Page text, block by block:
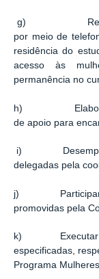
g) Realizar a
por meio de
residência do
acesso às
permanência no
h) Elaborar
de apoio para
i)
delegadas pela
j) Participar de
promovidas pela
k) Executar
especificadas,
Programa